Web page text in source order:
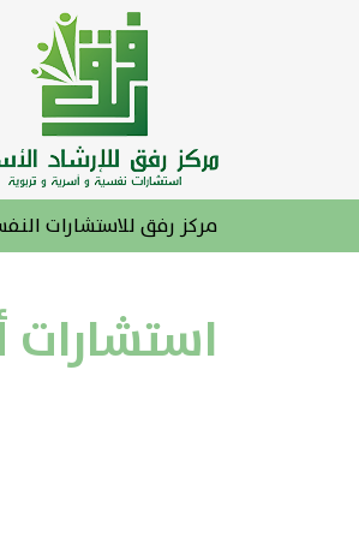
مركز رفق للاستشارات
استشارات